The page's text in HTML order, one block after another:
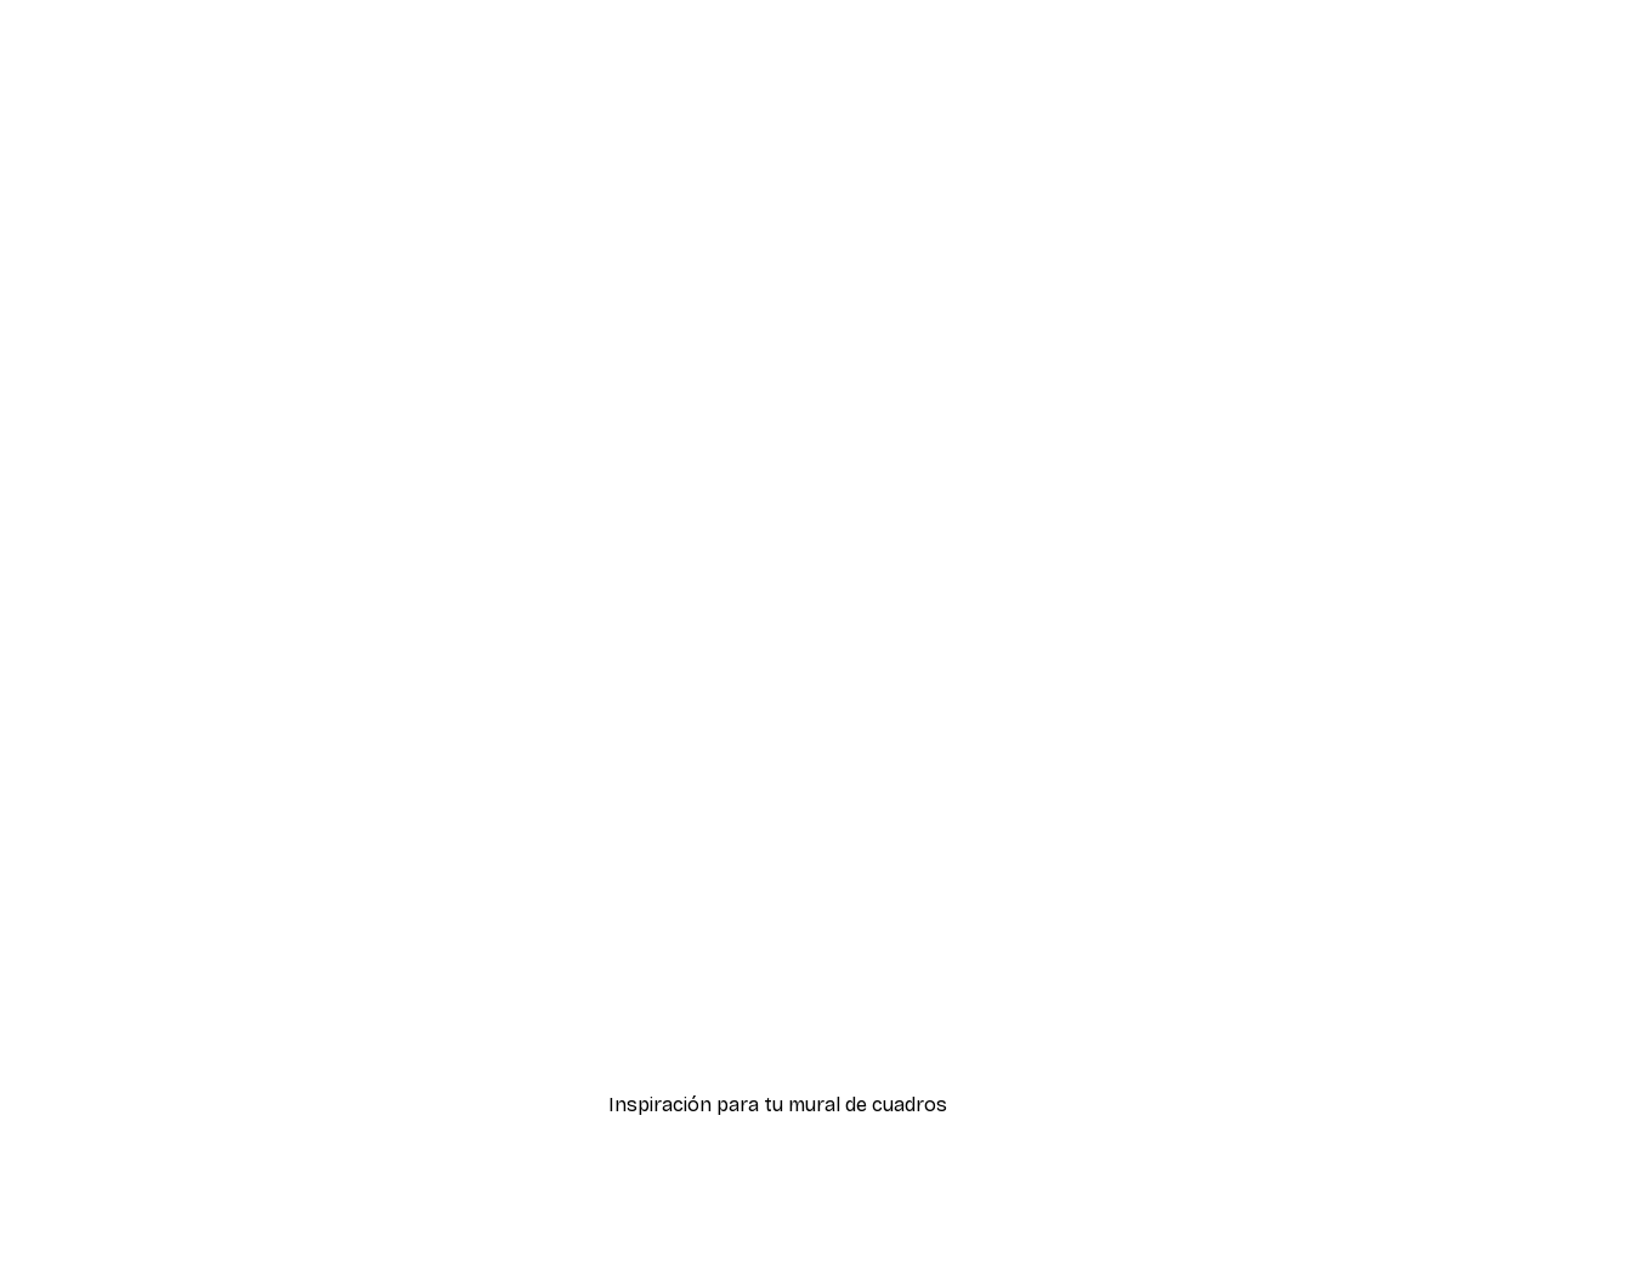
Inspiración para tu mural de cuadros